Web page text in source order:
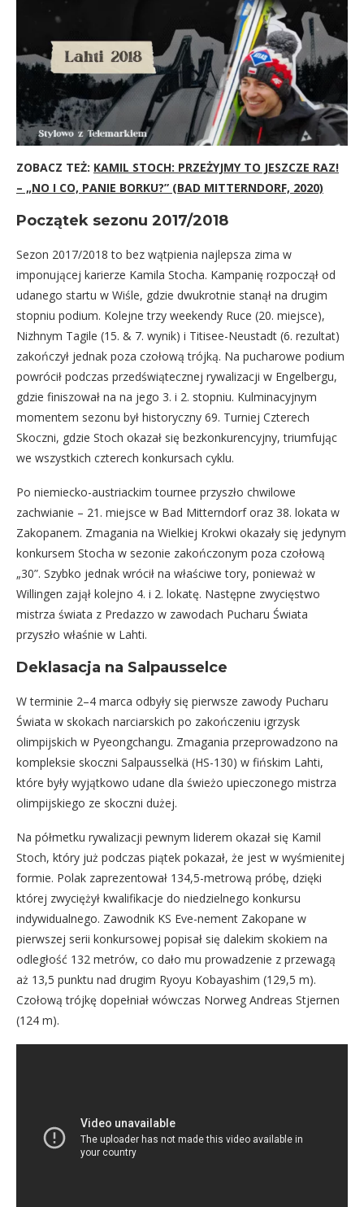
ZOBACZ TEŻ: KAMIL STOCH: PRZEŻYJMY TO JESZCZE RAZ!
– „NO I CO, PANIE BORKU?” (BAD MITTERNDORF, 2020)
Początek sezonu 2017/2018
Sezon 2017/2018 to bez wątpienia najlepsza zima w
imponującej karierze Kamila Stocha. Kampanię rozpoczął od
udanego startu w Wiśle, gdzie dwukrotnie stanął na drugim
stopniu podium. Kolejne trzy weekendy Ruce (20. miejsce),
Nizhnym Tagile (15. & 7. wynik) i Titisee-Neustadt (6. rezultat)
zakończył jednak poza czołową trójką. Na pucharowe podium
powrócił podczas przedświątecznej rywalizacji w Engelbergu,
gdzie finiszował na na jego 3. i 2. stopniu. Kulminacyjnym
momentem sezonu był historyczny 69. Turniej Czterech
Skoczni, gdzie Stoch okazał się bezkonkurencyjny, triumfując
we wszystkich czterech konkursach cyklu.
Po niemiecko-austriackim tournee przyszło chwilowe
zachwianie – 21. miejsce w Bad Mitterndorf oraz 38. lokata w
Zakopanem. Zmagania na Wielkiej Krokwi okazały się jedynym
konkursem Stocha w sezonie zakończonym poza czołową
„30”. Szybko jednak wrócił na właściwe tory, ponieważ w
Willingen zajął kolejno 4. i 2. lokatę. Następne zwycięstwo
mistrza świata z Predazzo w zawodach Pucharu Świata
przyszło właśnie w Lahti.
Deklasacja na Salpausselce
W terminie 2–4 marca odbyły się pierwsze zawody Pucharu
Świata w skokach narciarskich po zakończeniu igrzysk
olimpijskich w Pyeongchangu. Zmagania przeprowadzono na
kompleksie skoczni Salpausselkä (HS-130) w fińskim Lahti,
które były wyjątkowo udane dla świeżo upieczonego mistrza
olimpijskiego ze skoczni dużej.
Na półmetku rywalizacji pewnym liderem okazał się Kamil
Stoch, który już podczas piątek pokazał, że jest w wyśmienitej
formie. Polak zaprezentował 134,5-metrową próbę, dzięki
której zwyciężył kwalifikacje do niedzielnego konkursu
indywidualnego. Zawodnik KS Eve-nement Zakopane w
pierwszej serii konkursowej popisał się dalekim skokiem na
odległość 132 metrów, co dało mu prowadzenie z przewagą
aż 13,5 punktu nad drugim Ryoyu Kobayashim (129,5 m).
Czołową trójkę dopełniał wówczas Norweg Andreas Stjernen
(124 m).